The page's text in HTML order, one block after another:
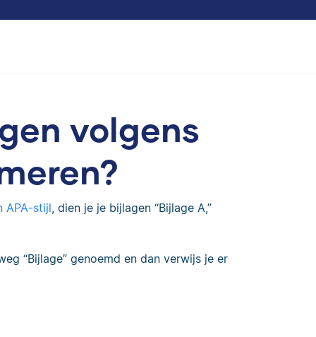
volgens
APA-stijl, dien je je bijlagen “Bijlage A,”
“Bijlage” genoemd en dan verwijs je er